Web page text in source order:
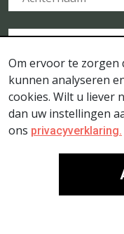
© Stichting
Go2People-
Om ervoor te zorgen
kunnen analyseren
cookies. Wilt u liever
dan uw instellingen
ons privacyverklaring.